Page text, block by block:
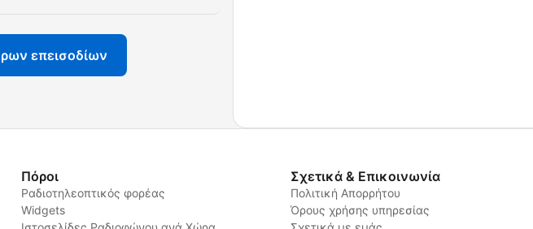
επεισοδίων
Πόροι
Ραδιοτηλεοπτικός φορέας
Widgets
Σχετικά & Επικοινωνία
Πολιτική Απορρήτου
Όρους χρήσης υπηρεσίας